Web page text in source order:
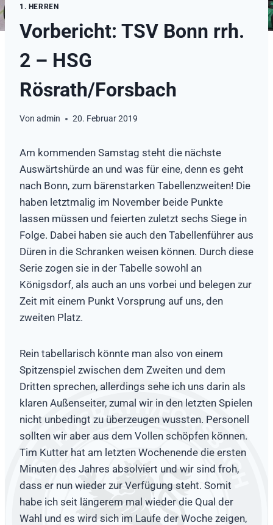
1. HERREN
Vorbericht: TSV Bonn rrh.
2 – HSG
Rösrath/Forsbach
Von admin 20. Februar 2019
Am kommenden Samstag steht die nächste
Auswärtshürde an und was für eine, denn es geht
nach Bonn, zum bärenstarken Tabellenzweiten! Die
haben letztmalig im November beide Punkte
lassen müssen und feierten zuletzt sechs Siege in
Folge. Dabei haben sie auch den Tabellenführer aus
Düren in die Schranken weisen können. Durch diese
Serie zogen sie in der Tabelle sowohl an
Königsdorf, als auch an uns vorbei und belegen zur
Zeit mit einem Punkt Vorsprung auf uns, den
zweiten Platz.
Rein tabellarisch könnte man also von einem
Spitzenspiel zwischen dem Zweiten und dem
Dritten sprechen, allerdings sehe ich uns darin als
klaren Außenseiter, zumal wir in den letzten Spielen
nicht unbedingt zu überzeugen wussten. Personell
sollten wir aber aus dem Vollen schöpfen können.
Tim Kutter hat am letzten Wochenende die ersten
Minuten des Jahres absolviert und wir sind froh,
dass er nun wieder zur Verfügung steht. Somit
habe ich seit längerem mal wieder die Qual der
Wahl und es wird sich im Laufe der Woche zeigen,